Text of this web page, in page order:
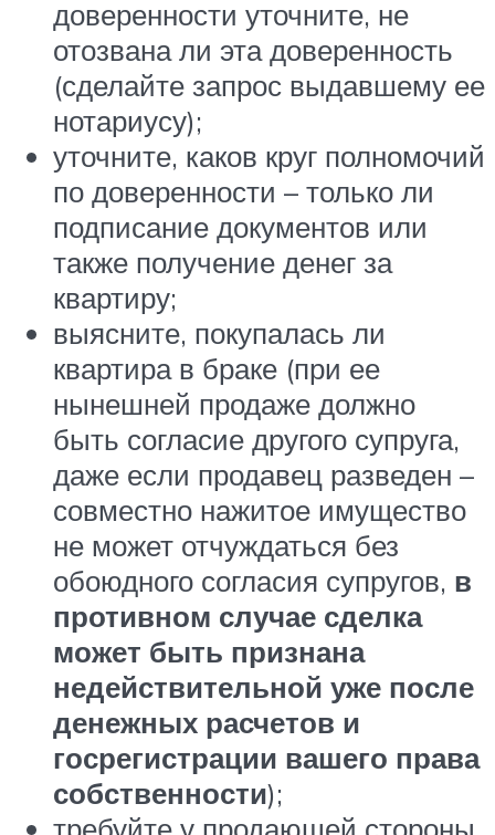
доверенности уточните, не
отозвана ли эта доверенность
(сделайте запрос выдавшему ее
нотариусу);
уточните, каков круг полномочий
по доверенности – только ли
подписание документов или
также получение денег за
квартиру;
выясните, покупалась ли
квартира в браке (при ее
нынешней продаже должно
быть согласие другого супруга,
даже если продавец разведен –
совместно нажитое имущество
не может отчуждаться без
обоюдного согласия супругов, в
противном случае сделка
может быть признана
недействительной уже после
денежных расчетов и
госрегистрации вашего права
собственности);